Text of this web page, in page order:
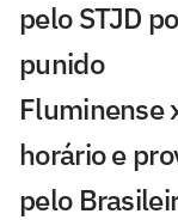
pelo STJD
punido
Fluminense
horário e
pelo